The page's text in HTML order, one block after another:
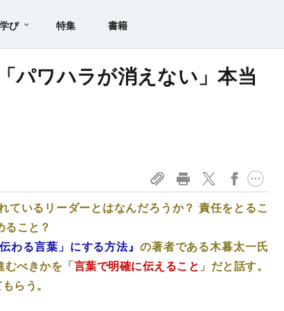
学び 特集 書籍
パワハラが消えない」本当
いるリーダーとはなんだろうか？ 責任をとるこ
ること？
わる言葉」にする方法』 の著者である木暮太一氏
むべきかを「言葉で明確に伝えること 」だと話す。
らう。